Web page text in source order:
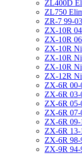
ZL400D
ZL750
ZR-7 99-03
ZX-10R
ZX-10R
ZX-10R
ZX-10R
ZX-10R
ZX-12R
ZX-6R 00-
ZX-6R 03-
ZX-6R 05-
ZX-6R 07-
ZX-6R 09-
ZX-6R 13-
ZX-6R 98-
ZX-9R 94-